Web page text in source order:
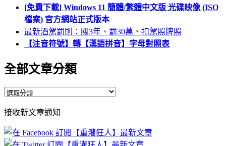
[免費下載] Windows 11 簡體/繁體中文版 光碟映像 (ISO
檔案) 官方網站正式版本
最新酒駕罰則：關3年、罰30萬、扣駕照牌照
【注音符號】轉【漢語拼音】字母對照表
全部文章分類
全
文
章
分
接收新文章通知